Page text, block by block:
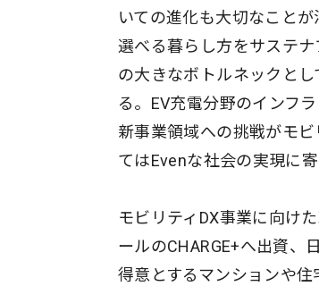
いての進化も大切なこと
選べる暮らし方をサステ
の大きなボトルネックと
る。EV充電分野のインフ
新事業領域への挑戦がモ
てはEvenな社会の実現に
モビリティDX事業に向け
ールのCHARGE+へ出資、
得意とするマンションや住